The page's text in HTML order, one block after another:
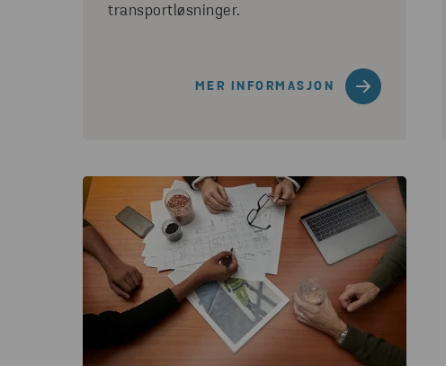
transportløsninger.
MER INFORMASJON